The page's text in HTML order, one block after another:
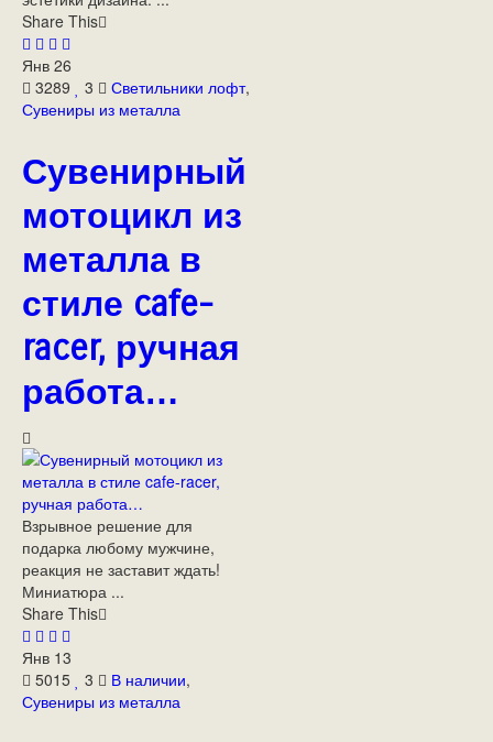
Share This
Янв 26
3289
3 Светильники лофт,
Сувениры из металла
Сувенирный
мотоцикл из
металла в
стиле cafe-
racer, ручная
работа…
Взрывное решение для
подарка любому мужчине,
реакция не заставит ждать!
Миниатюра ...
Share This
Янв 13
5015
3 В наличии,
Сувениры из металла